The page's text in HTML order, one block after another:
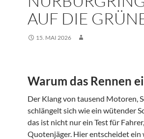
AUF DIE
15. MAI 2026
Warum das Rennen
Der Klang von tausend Motoren,
schlängelt sich wie ein wütender
das ist nicht nur ein Test für
Quotenjäger. Hier entscheidet ein